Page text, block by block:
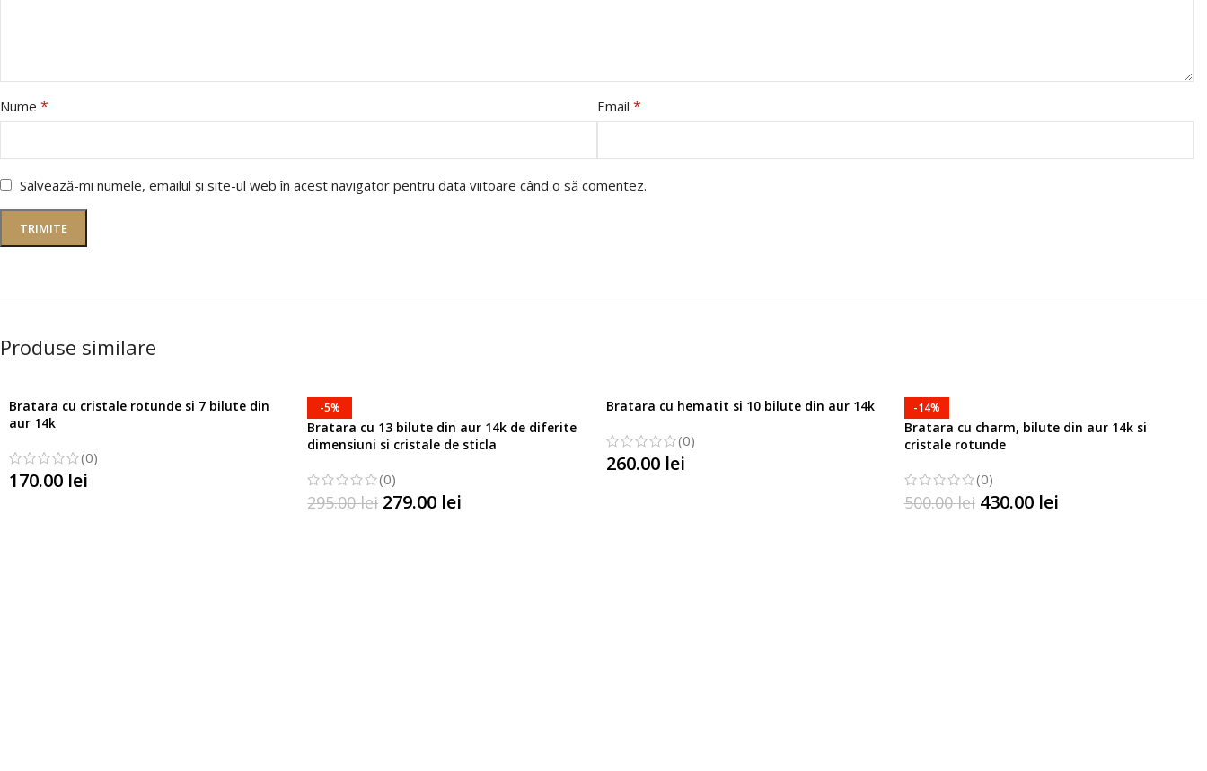
Nume * Email *
Salvează-mi numele, emailul și site-ul web în acest navigator pentru data viitoare când o să comentez.
Produse similare
Bratara cu cristale rotunde si 7 bilute din
aur 14k
(0)
170.00 lei
-5%
Bratara cu 13 bilute din aur 14k de diferite
dimensiuni si cristale de sticla
(0)
295.00lei 279.00 lei
Bratara cu hematit si 10 bilute din aur 14k
(0)
260.00 lei
-14%
Bratara cu charm, bilute din aur 14k si
cristale rotunde
(0)
500.00lei 430.00 lei